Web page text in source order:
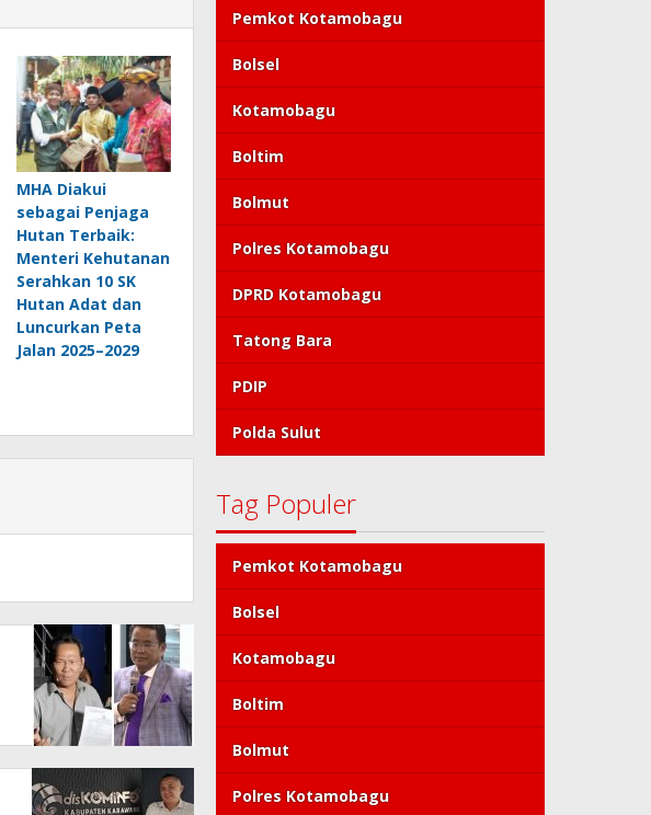
MHA Diakui
sebagai Penjaga
Hutan Terbaik:
Menteri Kehutanan
Serahkan 10 SK
Hutan Adat dan
Luncurkan Peta
Jalan 2025–2029
Pemkot Kotamobagu
Bolsel
Kotamobagu
Boltim
Bolmut
Polres Kotamobagu
DPRD Kotamobagu
Tatong Bara
PDIP
Polda Sulut
Tag Populer
Pemkot Kotamobagu
Bolsel
Kotamobagu
Boltim
Bolmut
Polres Kotamobagu